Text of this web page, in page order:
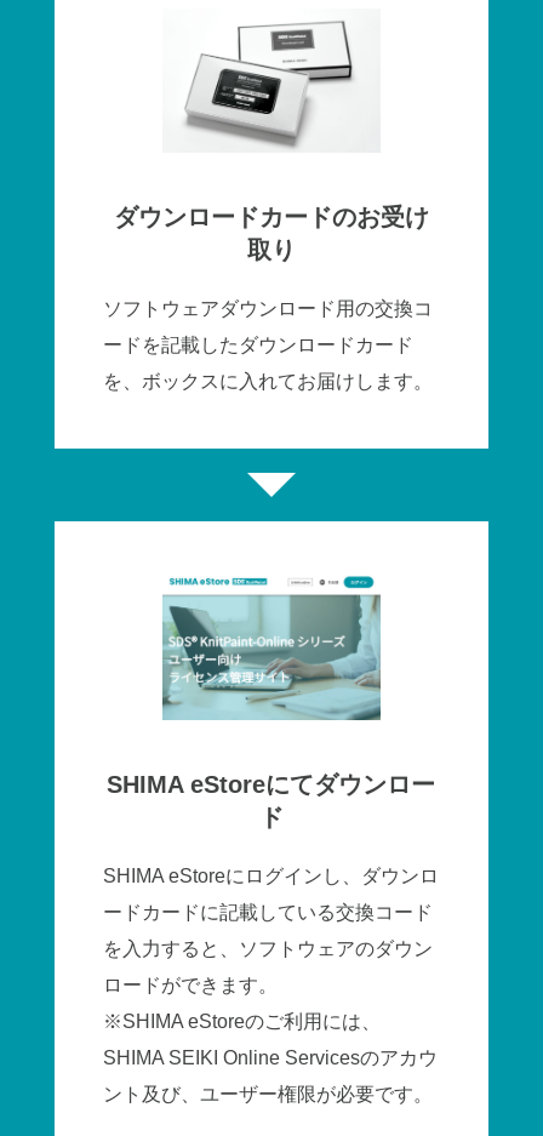
ダウンロードカードのお受け
取り
ソフトウェアダウンロード用の交換コ
ードを記載したダウンロードカード
を、ボックスに入れてお届けします。
SHIMA eStoreにてダウンロー
ド
SHIMA eStoreにログインし、ダウンロ
ードカードに記載している交換コード
を入力すると、ソフトウェアのダウン
ロードができます。
※SHIMA eStoreのご利用には、
SHIMA SEIKI Online Servicesのアカウ
ント及び、ユーザー権限が必要です。